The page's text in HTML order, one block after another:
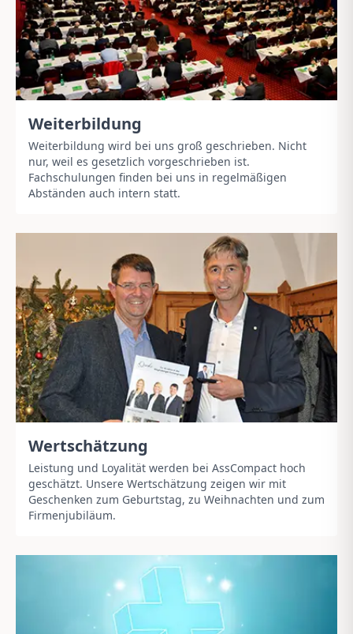
Weiterbildung
Weiterbildung wird bei uns groß geschrieben. Nicht
nur, weil es gesetzlich vorgeschrieben ist.
Fachschulungen finden bei uns in regelmäßigen
Abständen auch intern statt.
Wertschätzung
Leistung und Loyalität werden bei AssCompact hoch
geschätzt. Unsere Wertschätzung zeigen wir mit
Geschenken zum Geburtstag, zu Weihnachten und zum
Firmenjubiläum.